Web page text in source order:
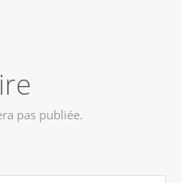
pas publiée.